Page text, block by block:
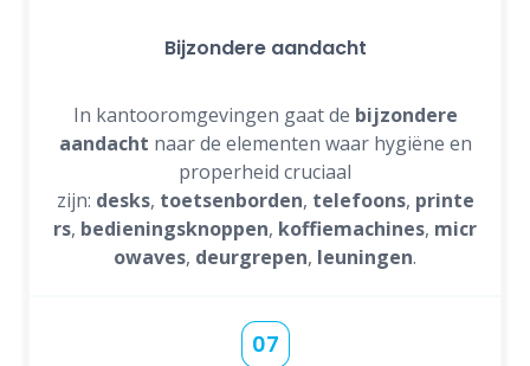
Bijzondere aandacht
In kantooromgevingen gaat de bijzondere
aandacht naar de elementen waar hygiëne en
properheid cruciaal
zijn: desks, toetsenborden, telefoons, printe
rs, bedieningsknoppen, koffiemachines, micr
owaves, deurgrepen, leuningen.
07